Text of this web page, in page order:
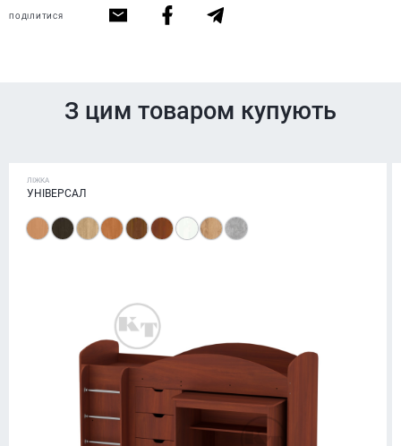
ПОДІЛИТИСЯ
З цим товаром купують
ЛІЖКА
УНІВЕРСАЛ